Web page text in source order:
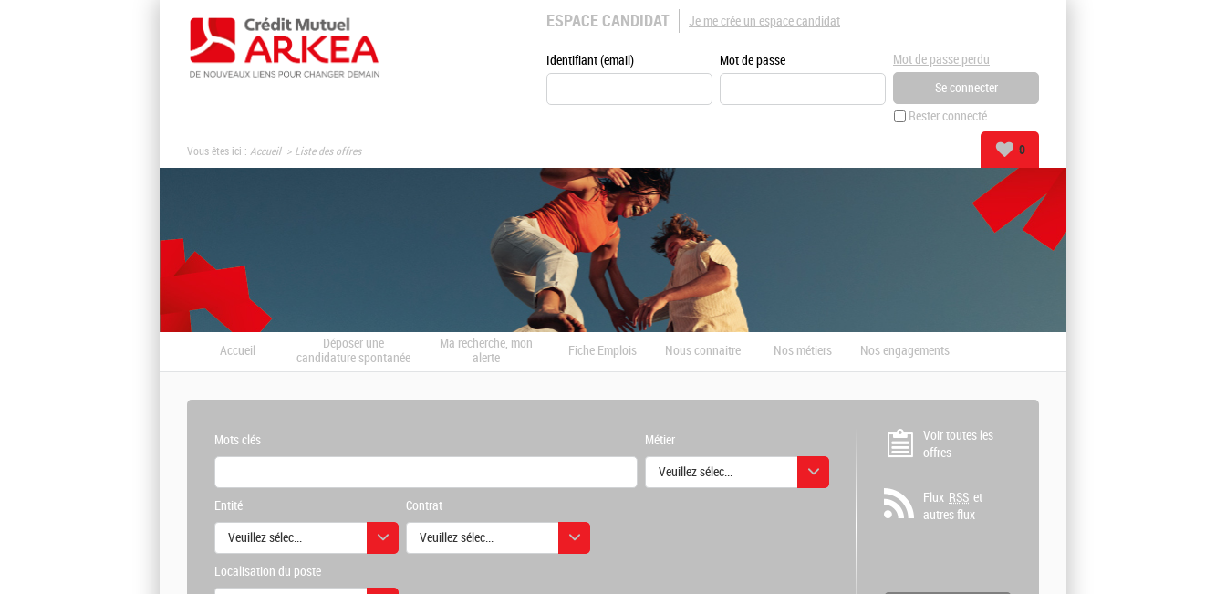
ESPACE CANDIDAT
Identifiant (email) Mot de passe
Rester connecté
Mot de passe perdu
Je me crée un espace candidat
Vous êtes ici : Accueil Liste des offres 0
Accueil
Déposer une
candidature spontanée
Ma recherche, mon
alerte
Fiche Emplois Nous connaitre Nos métiers Nos engagements
Mots clés Métier
Veuillez sélectionner une ou des valeurs
Entité
Veuillez sélectionner une ou des valeurs
Contrat
Veuillez sélectionner une ou des valeurs
Localisation du poste
Voir toutes les
offres
Flux RSS et
autres flux